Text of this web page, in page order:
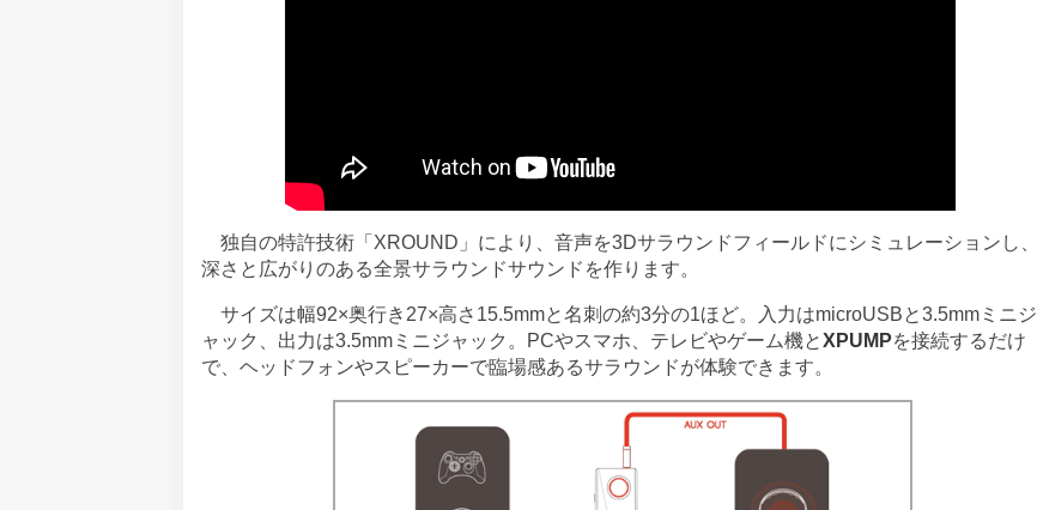
独自の特許技術「XROUND」により、音声を3Dサラウンドフィールドにシミュレーションし、
深さと広がりのある全景サラウンドサウンドを作ります。
サイズは幅92×奥行き27×高さ15.5mmと名刺の約3分の1ほど。入力はmicroUSBと3.5mmミニジ
ャック、出力は3.5mmミニジャック。PCやスマホ、テレビやゲーム機とXPUMPを接続するだけ
で、ヘッドフォンやスピーカーで臨場感あるサラウンドが体験できます。